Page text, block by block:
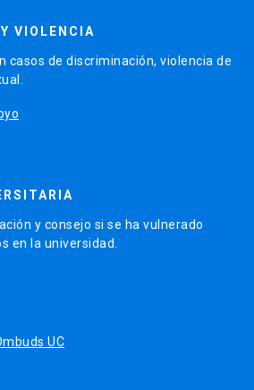
VIOLENCIA
casos de discriminación, violencia de
y consejo si se ha vulnerado
en la universidad.
UC